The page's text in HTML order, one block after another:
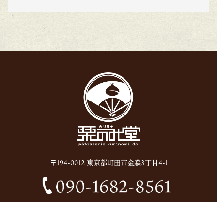
〒194-0012 東京都町田市金森3丁目4-1